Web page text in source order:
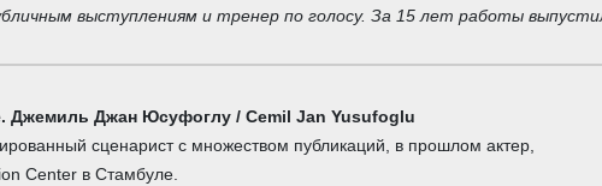
выступлениям и тренер по голосу. За 15 лет работы
Джемиль Джан Юсуфоглу / Cemil Jan Yusufoglu
сценарист с множеством публикаций, в прошлом актер,
Center в Стамбуле.